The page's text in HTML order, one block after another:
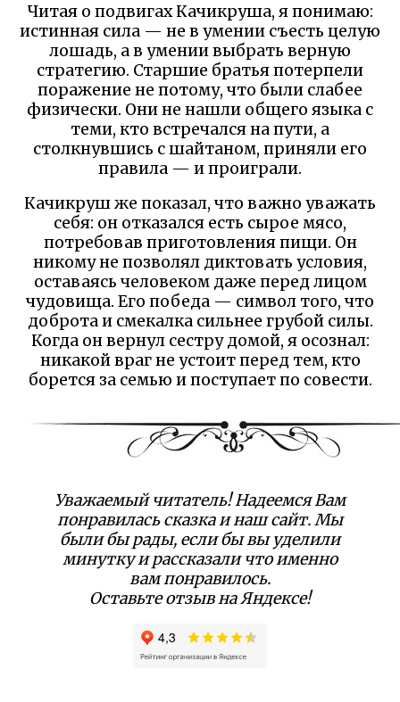
Читая о подвигах Качикруша, я понимаю:
истинная сила — не в умении съесть целую
лошадь, а в умении выбрать верную
стратегию. Старшие братья потерпели
поражение не потому, что были слабее
физически. Они не нашли общего языка с
теми, кто встречался на пути, а
столкнувшись с шайтаном, приняли его
правила — и проиграли.
Качикруш же показал, что важно уважать
себя: он отказался есть сырое мясо,
потребовав приготовления пищи. Он
никому не позволял диктовать условия,
оставаясь человеком даже перед лицом
чудовища. Его победа — символ того, что
доброта и смекалка сильнее грубой силы.
Когда он вернул сестру домой, я осознал:
никакой враг не устоит перед тем, кто
борется за семью и поступает по совести.
Уважаемый читатель! Надеемся Вам
понравилась сказка и наш сайт. Мы
были бы рады, если бы вы уделили
минутку и рассказали что именно
вам понравилось.
Оставьте отзыв на Яндексе!